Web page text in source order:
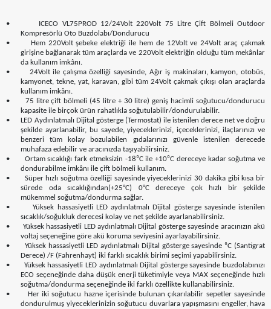
•
ICECO VL75PROD 12/24Volt 220Volt 75 Litre Çift Bölmeli Outdoor
Kompresörlü Oto Buzdolabı/Dondurucu
•
Hem 220Volt şebeke elektriği ile hem de 12Volt ve 24Volt araç çakmak
girişine bağlanarak tüm araçlarda ve 220Volt elektriğin olduğu tüm mekânlar
da kullanım imkânı.
•
24Volt ile çalışma özelliği sayesinde, Ağır iş makinaları, kamyon, otobüs,
kamyonet, tekne, yat, karavan, gibi tüm 24Volt çakmak çıkışı olan araçlarda
kullanım imkânı.
•
75 litre çift bölmeli (45 litre + 30 litre) geniş hacimli soğutucu/dondurucu
kapasite ile birçok ürün rahatlıkla soğutulabilir/dondurulabilir.
•
LED Aydınlatmalı Dijital gösterge (Termostat) ile istenilen derece net ve doğru
şekilde ayarlanabilir, bu sayede, yiyeceklerinizi, içeceklerinizi, ilaçlarınızı ve
benzeri tüm kolay bozulabilen gıdalarınızı güvenle istenilen derecede
muhafaza edebilir ve aracınızda taşıyabilirsiniz.
•
Ortam sıcaklığı fark etmeksizin -18⁰C ile +10⁰C dereceye kadar soğutma ve
dondurabilme imkânı ile çift bölmeli kullanım.
•
Süper hızlı soğutma özelliği sayesinde yiyeceklerinizi 30 dakika gibi kısa bir
sürede oda sıcaklığından(+25°C) 0°C dereceye çok hızlı bir şekilde
mükemmel soğutma/dondurma sağlar.
•
Yüksek hassasiyetli LED aydınlatmalı Dijital gösterge sayesinde istenilen
sıcaklık/soğukluk derecesi kolay ve net şekilde ayarlanabilirsiniz.
•
Yüksek hassasiyetli LED aydınlatmalı Dijital gösterge sayesinde aracınızın akü
voltaj seçeneğine göre akü koruma seviyesini ayarlayabilirsiniz.
•
Yüksek hassasiyetli LED aydınlatmalı Dijital gösterge sayesinde ⁰C (Santigrat
Derece) /F (Fahrenhayt) iki farklı sıcaklık birimi seçimi yapabilirsiniz.
•
Yüksek hassasiyetli LED aydınlatmalı Dijital gösterge sayesinde buzdolabınızı
ECO seçeneğinde daha düşük enerji tüketimiyle veya MAX seçeneğinde hızlı
soğutma/dondurma seçeneğinde iki farklı özellikte kullanabilirsiniz.
•
Her iki soğutucu hazne içerisinde bulunan çıkarılabilir sepetler sayesinde
dondurulmuş yiyeceklerinizin soğutucu duvarlara yapışmasını engeller, hava